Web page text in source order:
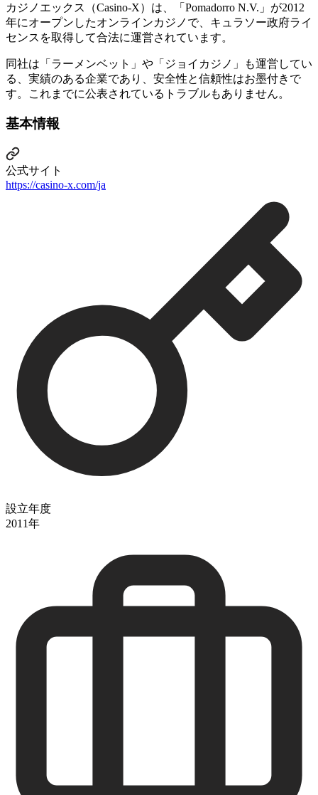
カジノエックス（Casino-X）は、「Pomadorro N.V.」が2012
年にオープンしたオンラインカジノで、キュラソー政府ライ
センスを取得して合法に運営されています。
同社は「ラーメンベット」や「ジョイカジノ」も運営してい
る、実績のある企業であり、安全性と信頼性はお墨付きで
す。これまでに公表されているトラブルもありません。
基本情報
公式サイト
https://casino-x.com/ja
設立年度
2011年